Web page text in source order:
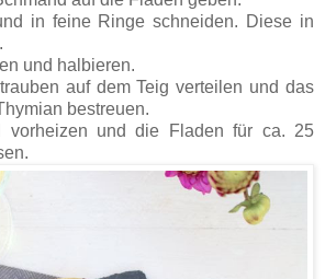
in feine Ringe schneiden. Diese in
und halbieren.
auf dem Teig verteilen und das
bestreuen.
vorheizen und die Fladen für ca. 25